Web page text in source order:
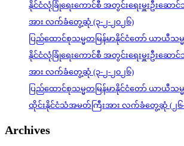
နိုင်ငံလုံခြုံရေးကောင်စီ အတွင်းရေးမှူးဦးဆ
အား လက်ခံတွေ့ဆုံ (၃-၂-၂၀၂၆)
ပြည်ထောင်စုသမ္မတမြန်မာနိုင်ငံတော် ယာယီသမ္
နိုင်ငံလုံခြုံရေးကောင်စီ အတွင်းရေးမှူးဦးဆ
အား လက်ခံတွေ့ဆုံ (၃-၂-၂၀၂၆)
ပြည်ထောင်စုသမ္မတမြန်မာနိုင်ငံတော် ယာယီသမ္
ထိုင်းနိုင်ငံသံအမတ်ကြီးအား လက်ခံတွေ့ဆုံ (၂၆-
Archives